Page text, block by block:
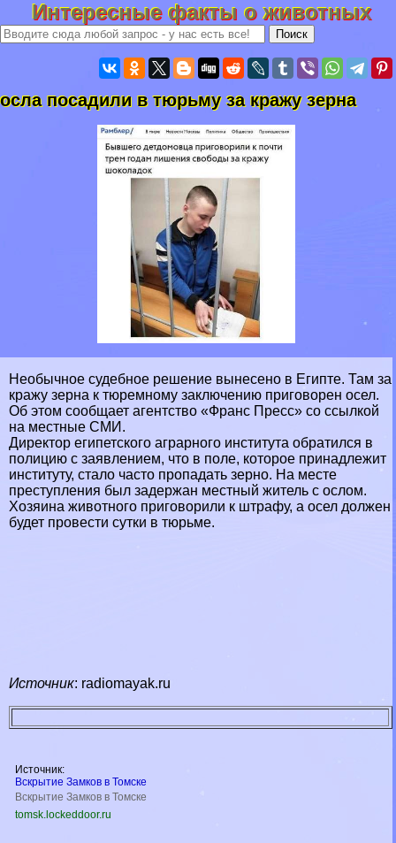
Интересные факты о животных
осла посадили в тюрьму за кражу зерна
Источник:
Вскрытие Замков в Томске
Вскрытие Замков в Томске
tomsk.lockeddoor.ru
Необычное судебное решение вынесено в Египте. Там за
кражу зерна к тюремному заключению приговорен осел.
Об этом сообщает агентство «Франс Пресс» со ссылкой
на местные СМИ.
Директор египетского аграрного института обратился в
полицию с заявлением, что в поле, которое принадлежит
институту, стало часто пропадать зерно. На месте
преступления был задержан местный житель с ослом.
Хозяина животного приговорили к штрафу, а осел должен
будет провести сутки в тюрьме.
Источник: radiomayak.ru